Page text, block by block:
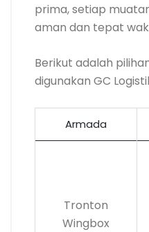
prima, setiap
aman dan tepat
Berikut adalah
digunakan GC
Armada
Tronton
Wingbox